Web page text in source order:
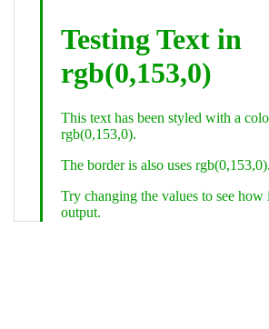
div class="textColor borderColor"
< h1>Testing Text in rgb(0,153,0)